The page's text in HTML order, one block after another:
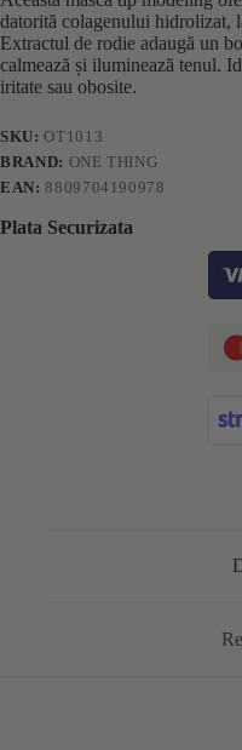
datorită colagenului hidrolizat,
Extractul de rodie adaugă un
calmează și iluminează tenul.
iritate sau obosite.
SKU:OT1013
BRAND: ONE THING
EAN:8809704190978
Plata Securizata